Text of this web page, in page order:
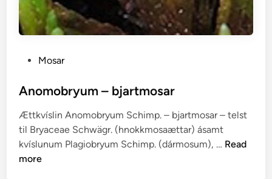
s
e
d
i
n
Mosar
Anomobryum – bjartmosar
Ættkvíslin Anomobryum Schimp. – bjartmosar – telst
til Bryaceae Schwägr. (hnokkmosaættar) ásamt
kvíslunum Plagiobryum Schimp. (dármosum), … A
Read
more